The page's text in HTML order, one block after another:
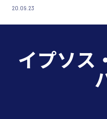
20.09.23
イプソス